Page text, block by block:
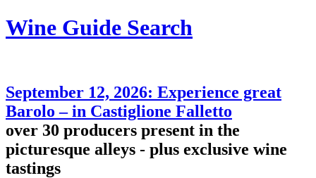
Wine Guide Search
September 12, 2026: Experience great
Barolo – in Castiglione Falletto
over 30 producers present in the
picturesque alleys - plus exclusive wine
tastings